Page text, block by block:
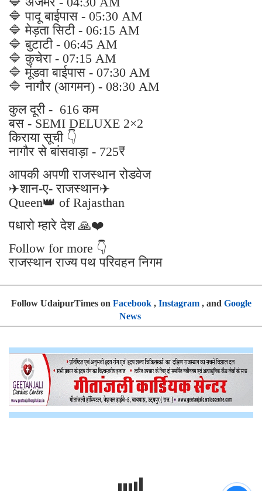
🔷 पादू बाईपास - 05:30 AM
🔷 मेड़ता सिटी - 06:15 AM
🔷 बुटाटी - 06:45 AM
🔷 कुचेरा - 07:15 AM
🔷 मूंडवा बाईपास - 07:30 AM
🔷 नागौर (आगमन) - 08:30 AM
कुल दूरी - 616 कम
बस - SEMI DELUXE 2×2
किराया सूची 👇
नागौर से बांसवाड़ा - 725₹
आपकी अपणी राजस्थान रोडवेज
✈️शान-ए- राजस्थान✈️
Queen👑 of Rajasthan
पधारो म्हारे देश 🙏❤️
Follow for more 👇
राजस्थान राज्य पथ परिवहन निगम
Follow UdaipurTimes on Facebook, Instagram, and Google
News